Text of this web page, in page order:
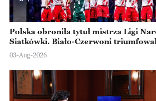
Polska obroniła tytuł mistrza Ligi
Siatkówki. Biało-Czerwoni
Ningbo
03-Aug-2026